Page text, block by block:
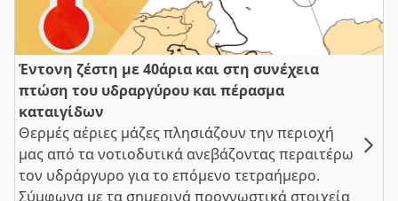
Έντονη ζέστη με 40άρια και στη συνέχεια
πτώση του υδραργύρου και πέρασμα
καταιγίδων
Θερμές αέριες μάζες πλησιάζουν την περιοχή
μας από τα νοτιοδυτικά ανεβάζοντας περαιτέρω
τον υδράργυρο για το επόμενο τετραήμερο.
Σύμφωνα με τα σημερινά προγνωστικά στοιχεία